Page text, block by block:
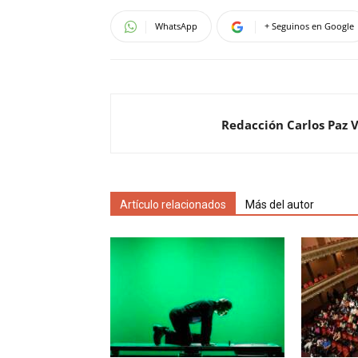
WhatsApp + Seguinos en Google
Redacción Carlos Paz
Artículo relacionados Más del autor